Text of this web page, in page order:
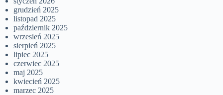
grudzień 2025
listopad 2025
październik 2025
wrzesień 2025
sierpień 2025
lipiec 2025
czerwiec 2025
maj 2025
kwiecień 2025
marzec 2025